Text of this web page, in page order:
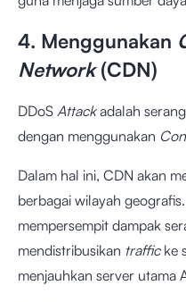
4. Menggunakan
Network(CDN)
DDoS Attackadalah
dengan menggunakan
Dalam hal ini, CDN akan
berbagai wilayah
mempersempit dampak
mendistribusikan traffic ke
menjauhkan server utama